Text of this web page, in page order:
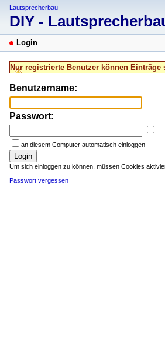
Lautsprecherbau
DIY -
Login
Nur registrierte Benutzer können Einträge
Benutzername:
Passwort:
an diesem Computer automatisch einloggen
Login
Um sich einloggen zu können, müssen Cookies
Passwort vergessen